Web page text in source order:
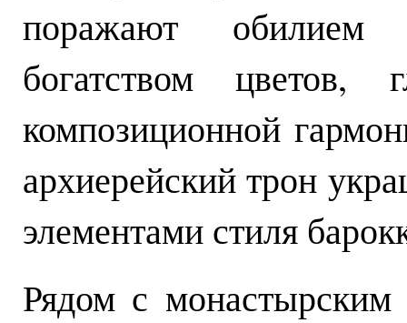
поражают обилием
богатством цветов,
композиционной
архиерейский трон
элементами стиля
Рядом с монастырским